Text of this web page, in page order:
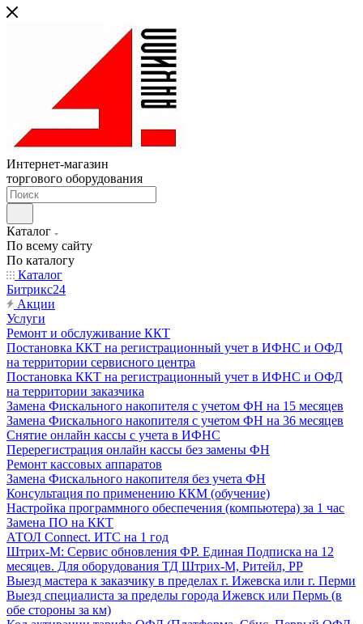
Интернет-магазин
торгового оборудования
Каталог
По всему сайту
По каталогу
Каталог
Битрикс24
Акции
Услуги
Ремонт и обслуживание ККТ
Постановка ККТ на регистрационный учет в ИФНС и ОФД
на территории сервисного центра
Постановка ККТ на регистрационный учет в ИФНС и ОФД
на территории заказчика
Замена Фискального накопителя с учетом ФН на 15 месяцев
Замена Фискального накопителя с учетом ФН на 36 месяцев
Снятие онлайн кассы с учета в ИФНС
Перерегистрация онлайн кассы без замены ФН
Ремонт кассовых аппаратов
Замена Фискального накопителя без учета ФН
Консультация по применению ККМ (обучение)
Настройка программного обеспечения (компьютера) за 1 час
Замена ПО на ККТ
АТОЛ Connect. ИТС на 1 год
Штрих-М: Сервис обновления ФР. Единая Подписка на 12
месяцев. Для оборудования ТД Штрих-М, Ритейл, РР
Выезд мастера к заказчику в пределах г. Ижевска или г. Перми
Выезд специалиста за пределы города Ижевск или Пермь (в
обе стороны за км)